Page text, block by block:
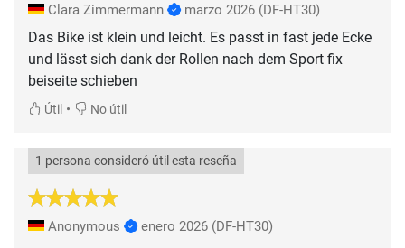
Clara Zimmermann marzo 2026 (DF-HT30)
Das Bike ist klein und leicht. Es passt in fast jede Ecke
und lässt sich dank der Rollen nach dem Sport fix
beiseite schieben
Útil • No útil
1 persona consideró útil esta reseña
Anonymous enero 2026 (DF-HT30)